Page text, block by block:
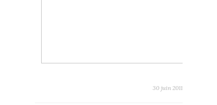
30 juin 2011